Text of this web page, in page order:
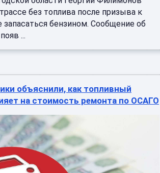
объяснили, как топливный
на стоимость ремонта по ОСАГО